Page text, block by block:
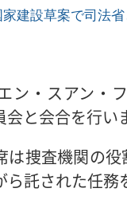
ン・スアン・
と会合を行い
は捜査機関の
託された任務